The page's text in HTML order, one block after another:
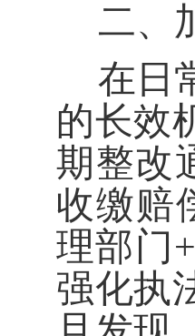
二、
在日
的长效
期整改
收缴赔
理部门+
强化执